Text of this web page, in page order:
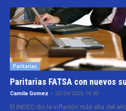
Paritarias
Paritarias FATSA con nuevos
Camila Gomez - 22/04/2026 14:30
El INDEC dio la inflación más alta del